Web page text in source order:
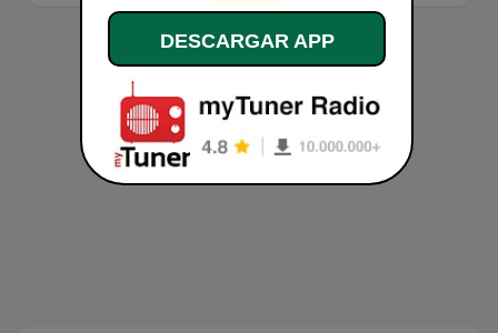
DESCARGAR APP